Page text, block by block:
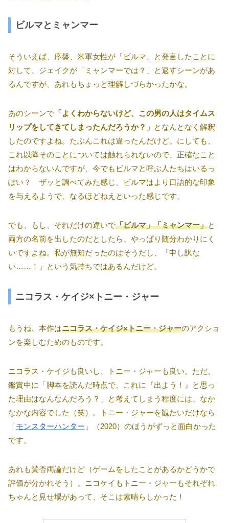
ビルマとミャンマー
そういえば、序盤、米軍女性が「ビルマ」と発言したことに
対して、ジェイクが「ミャンマーでは？」と返すシーンがあ
るんですが、あれもちょっと理解しづらかったかな。
あのシーンで 「よくわからないけど、この男の人はタイムス
リップをしてきてしまったんだろうか？」 となんとなく解釈
したのですよね。たぶんこれは違ったんだけど。にしても、
これ以降そのことについては触れられないので、正確なこと
はわからないんですが、今でもビルマと呼ぶ人たちはいるっ
ぽい？ ザッと調べてみた感じ、ビルマはより口語的な印象
を与えるようで、なるほどねえといった感じです。
でも、もし、それだけの違いで「ビルマ」「ミャンマー」と
両方の名前を出したのだとしたら、やっぱり随分わかりにく
いですよね。私が無知だったのはそうだし、「申し訳な
い……！」という気持ちではあるんだけど。
ニコラス・ケイジ×トニー・ジャー
もうね、本作はニコラス・ケイジ×トニー・ジャーのアクショ
ンを楽しむためのものです。
ニコラス・ケイジも良いし、トニー・ジャーも良い。ただ、
鑑賞中に「脚本を読んだ時点で、これに『出よう！』と思っ
た理由はなんなんだろう？」と考えてしまう程度には、なか
なかな内容でした（笑）。トニー・ジャーを観たいだけなら
「モンスターハンター 」（2020）のほうがずっと面白かった
です。
あれも賛否両論だけど（ゲームをしたことがあるかどうかで
評価が分かれそう）。ニコケイもトニー・ジャーもそれぞれ
ちゃんと見せ場があって、そこは素晴らしかった！